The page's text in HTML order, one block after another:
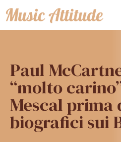
Vai
al
Paul
“molto
Mescal prima
biografici sui